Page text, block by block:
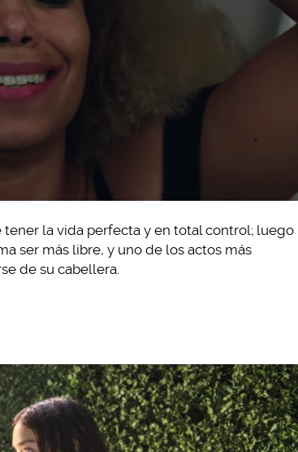
la vida perfecta y en total control; luego
ser más libre, y uno de los actos más
de su cabellera.